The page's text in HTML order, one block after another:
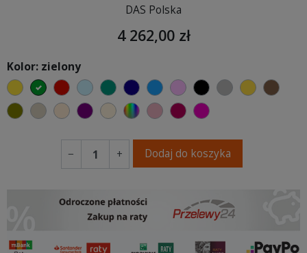
DAS Polska
4 262,00 zł
Kolor: zielony
żółtyzielonyczerwony
błękitnyturkusowygranatowyniebieski
różowyczarnyszary
oliwkowy
beżowyciepły kremowy
fioletowa purpura
ecru beżowy
wybór koloru
brudny róż
burgundfuksja
− + Dodaj do koszyka